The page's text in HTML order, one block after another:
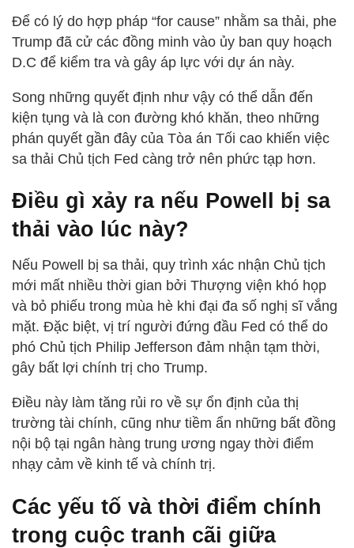
Để có lý do hợp pháp “for cause” nhằm sa thải, phe
Trump đã cử các đồng minh vào ủy ban quy hoạch
D.C để kiểm tra và gây áp lực với dự án này.
Song những quyết định như vậy có thể dẫn đến
kiện tụng và là con đường khó khăn, theo những
phán quyết gần đây của Tòa án Tối cao khiến việc
sa thải Chủ tịch Fed càng trở nên phức tạp hơn.
Điều gì xảy ra nếu Powell bị sa
thải vào lúc này?
Nếu Powell bị sa thải, quy trình xác nhận Chủ tịch
mới mất nhiều thời gian bởi Thượng viện khó họp
và bỏ phiếu trong mùa hè khi đại đa số nghị sĩ vắng
mặt. Đặc biệt, vị trí người đứng đầu Fed có thể do
phó Chủ tịch Philip Jefferson đảm nhận tạm thời,
gây bất lợi chính trị cho Trump.
Điều này làm tăng rủi ro về sự ổn định của thị
trường tài chính, cũng như tiềm ẩn những bất đồng
nội bộ tại ngân hàng trung ương ngay thời điểm
nhạy cảm về kinh tế và chính trị.
Các yếu tố và thời điểm chính
trong cuộc tranh cãi giữa